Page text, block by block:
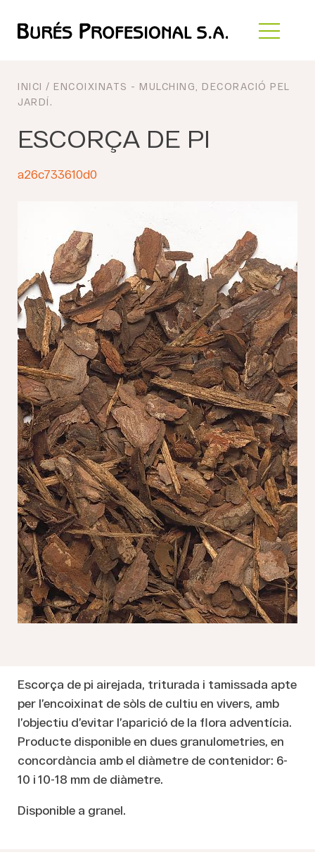
INICI / ENCOIXINATS - MULCHING
DECORACIÓ PEL
JARDÍ .
ESCORÇA DE PI
a26c733610d0
Escorça de pi airejada, triturada i tamissada apte
per l’encoixinat de sòls de cultiu en vivers, amb
l’objectiu d’evitar l’aparició de la flora adventícia.
Producte disponible en dues granulometries, en
concordància amb el diàmetre de contenidor: 6-
10 i 10-18 mm de diàmetre.
Disponible a granel.